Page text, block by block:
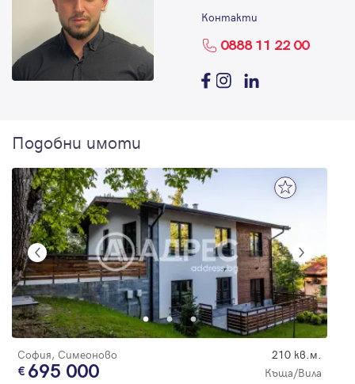
Контакти
0888 11 22 00
Подобни имоти
София, Симеоново 210 кв.м.
695 000 Къща/Вила